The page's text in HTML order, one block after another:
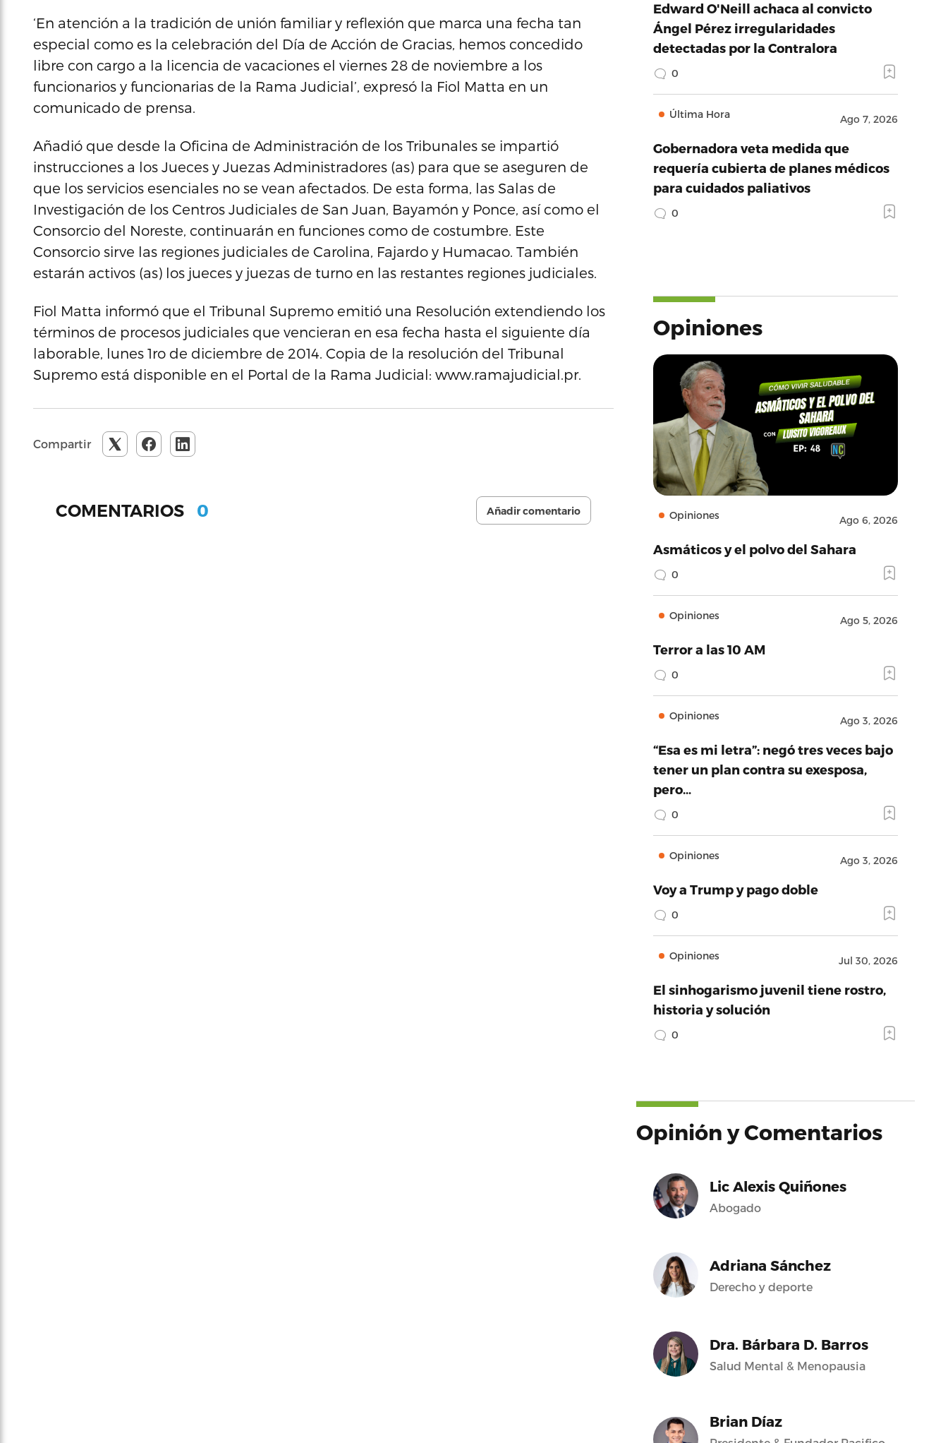
‘En atención a la tradición de unión familiar y reflexión que marca una fecha tan
especial como es la celebración del Día de Acción de Gracias, hemos concedido
libre con cargo a la licencia de vacaciones el viernes 28 de noviembre a los
funcionarios y funcionarias de la Rama Judicial’, expresó la Fiol Matta en un
comunicado de prensa.
Añadió que desde la Oficina de Administración de los Tribunales se impartió
instrucciones a los Jueces y Juezas Administradores (as) para que se aseguren de
que los servicios esenciales no se vean afectados. De esta forma, las Salas de
Investigación de los Centros Judiciales de San Juan, Bayamón y Ponce, así como el
Consorcio del Noreste, continuarán en funciones como de costumbre. Este
Consorcio sirve las regiones judiciales de Carolina, Fajardo y Humacao. También
estarán activos (as) los jueces y juezas de turno en las restantes regiones judiciales.
Fiol Matta informó que el Tribunal Supremo emitió una Resolución extendiendo los
términos de procesos judiciales que vencieran en esa fecha hasta el siguiente día
laborable, lunes 1ro de diciembre de 2014. Copia de la resolución del Tribunal
Supremo está disponible en el Portal de la Rama Judicial: www.ramajudicial.pr.
Compartir
COMENTARIOS 0 Añadir comentario
Edward O'Neill achaca al convicto
Ángel Pérez irregularidades
detectadas por la Contralora
0
Última Hora Ago 7, 2026
Gobernadora veta medida que
requería cubierta de planes médicos
para cuidados paliativos
0
Opiniones
Opiniones Ago 6, 2026
Asmáticos y el polvo del Sahara
0
Opiniones Ago 5, 2026
Terror a las 10 AM
0
Opiniones Ago 3, 2026
“Esa es mi letra”: negó tres veces bajo
tener un plan contra su exesposa,
pero…
0
Opiniones Ago 3, 2026
Voy a Trump y pago doble
0
Opiniones Jul 30, 2026
El sinhogarismo juvenil tiene rostro,
historia y solución
0
Opinión y Comentarios
Lic Alexis Quiñones
Abogado
Adriana Sánchez
Derecho y deporte
Dra. Bárbara D. Barros
Salud Mental & Menopausia
Brian Díaz